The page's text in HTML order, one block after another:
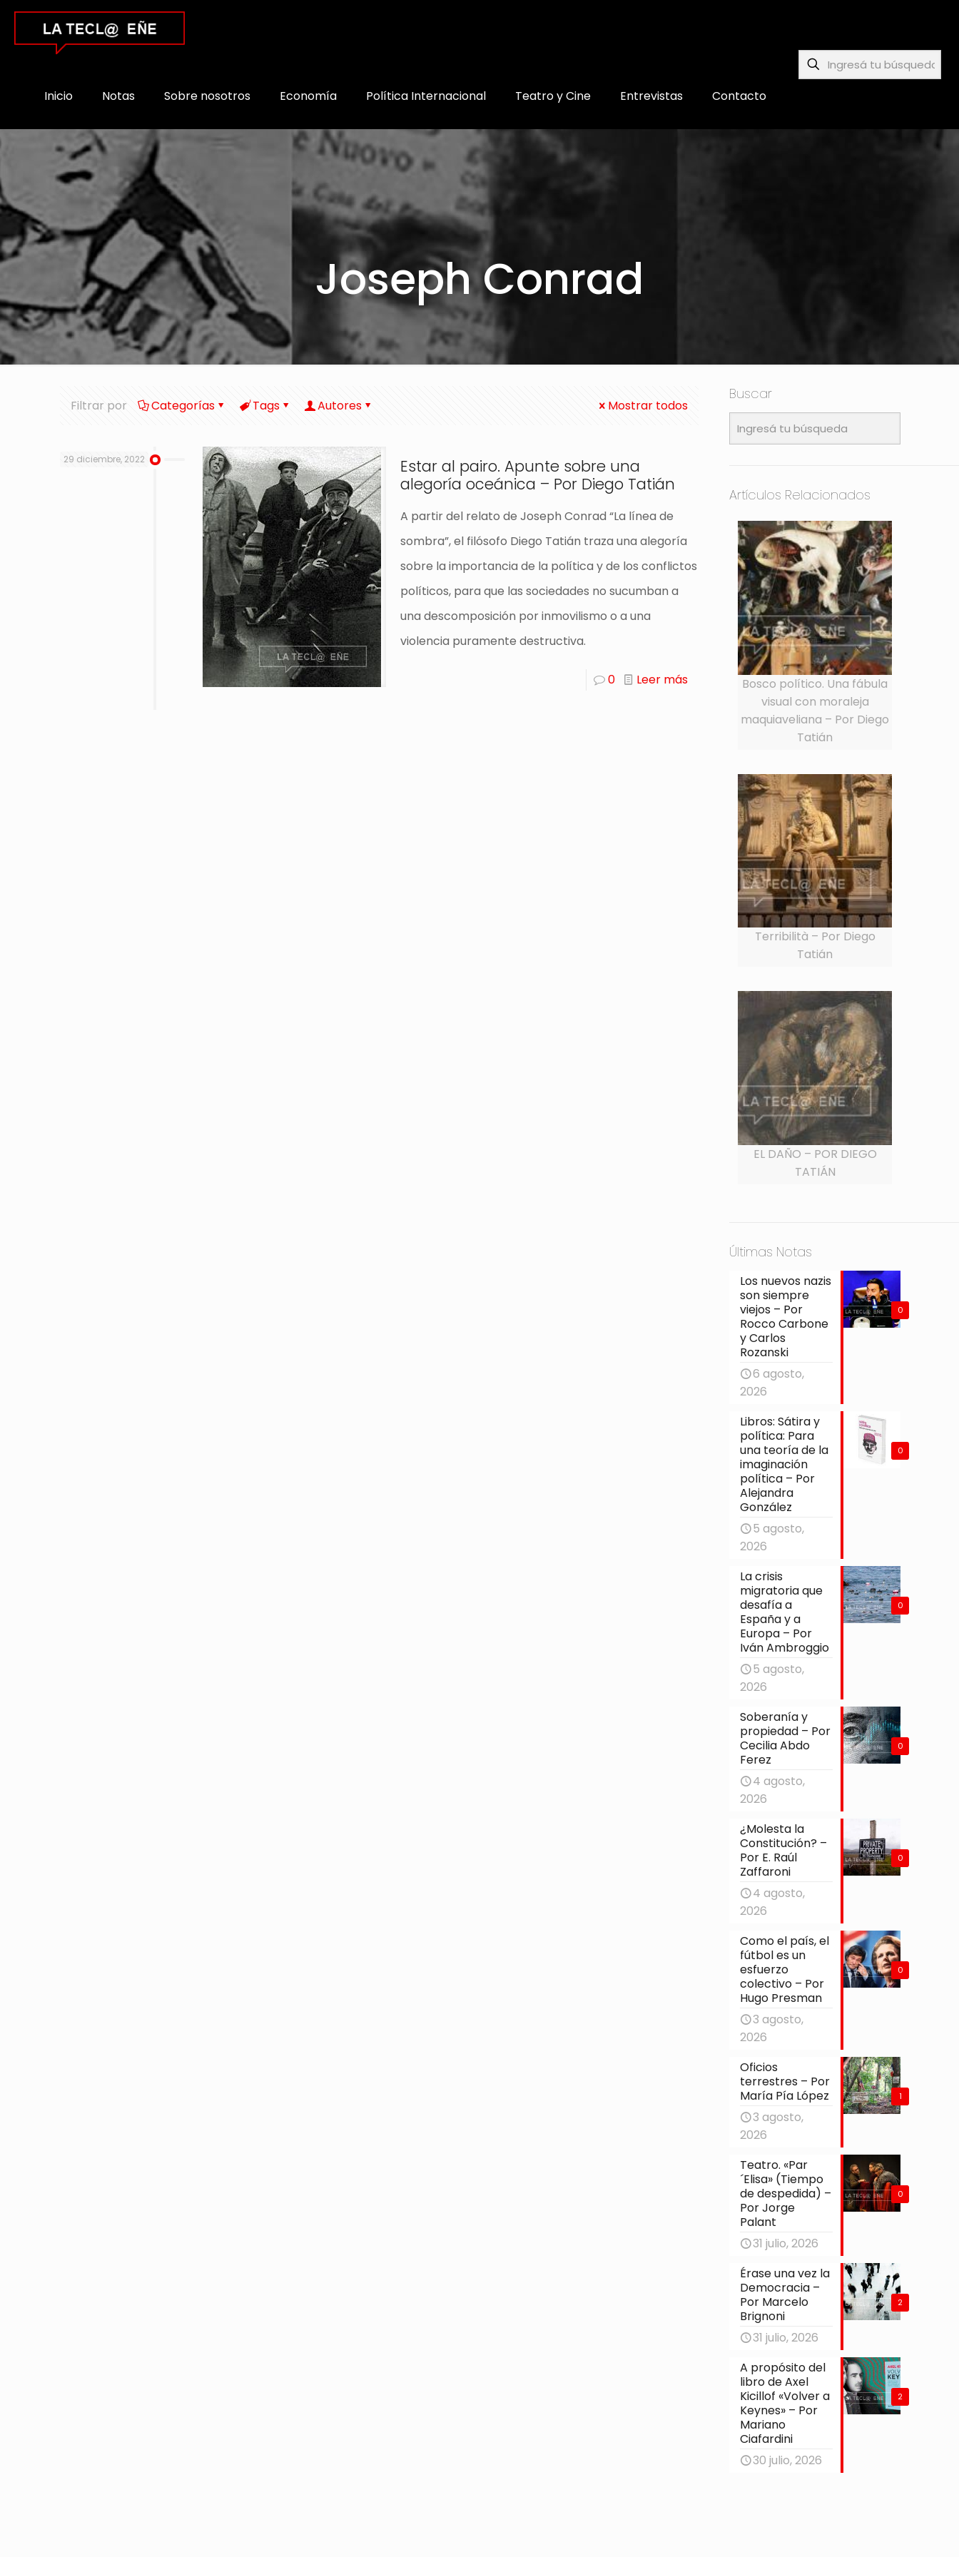
Inicio Notas Sobre nosotros Economía Política Internacional Teatro y Cine Entrevistas Contacto
Joseph Conrad
Filtrar por Categorías Tags Autores Mostrar todos
29 diciembre, 2022
Estar al pairo. Apunte sobre una
alegoría oceánica – Por Diego Tatián
A partir del relato de Joseph Conrad “La línea de
sombra”, el filósofo Diego Tatián traza una alegoría
sobre la importancia de la política y de los conflictos
políticos, para que las sociedades no sucumban a
una descomposición por inmovilismo o a una
violencia puramente destructiva.
0 Leer más
Buscar
Artículos Relacionados
Bosco político. Una fábula
visual con moraleja
maquiaveliana – Por Diego
Tatián
Terribilità – Por Diego
Tatián
EL DAÑO – POR DIEGO
TATIÁN
Últimas Notas
0
Los nuevos nazis
son siempre
viejos – Por
Rocco Carbone
y Carlos
Rozanski
6 agosto,
2026
0
Libros: Sátira y
política: Para
una teoría de la
imaginación
política – Por
Alejandra
González
5 agosto,
2026
0
La crisis
migratoria que
desafía a
España y a
Europa – Por
Iván Ambroggio
5 agosto,
2026
0
Soberanía y
propiedad – Por
Cecilia Abdo
Ferez
4 agosto,
2026
0
¿Molesta la
Constitución? –
Por E. Raúl
Zaffaroni
4 agosto,
2026
0
Como el país, el
fútbol es un
esfuerzo
colectivo – Por
Hugo Presman
3 agosto,
2026
1
Oficios
terrestres – Por
María Pía López
3 agosto,
2026
0
Teatro. «Par
´Elisa» (Tiempo
de despedida) –
Por Jorge
Palant
31 julio, 2026
2
Érase una vez la
Democracia –
Por Marcelo
Brignoni
31 julio, 2026
2
A propósito del
libro de Axel
Kicillof «Volver a
Keynes» – Por
Mariano
Ciafardini
30 julio, 2026